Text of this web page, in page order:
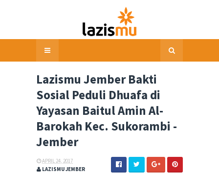
Lazismu Jember Bakti
Sosial Peduli Dhuafa di
Yayasan Baitul Amin Al-
Barokah Kec. Sukorambi -
Jember
APRIL 24, 2017
LAZISMU JEMBER